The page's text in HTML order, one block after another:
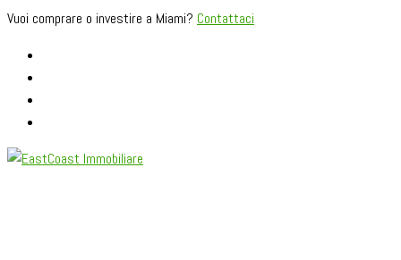
Vuoi comprare o investire a Miami? Contattaci